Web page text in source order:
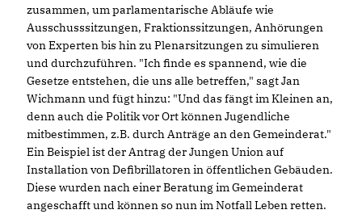
zusammen, um parlamentarische Abläufe wie
Ausschusssitzungen, Fraktionssitzungen, Anhörungen
von Experten bis hin zu Plenarsitzungen zu simulieren
und durchzuführen. "Ich finde es spannend, wie die
Gesetze entstehen, die uns alle betreffen," sagt Jan
Wichmann und fügt hinzu: "Und das fängt im Kleinen an,
denn auch die Politik vor Ort können Jugendliche
mitbestimmen, z.B. durch Anträge an den Gemeinderat."
Ein Beispiel ist der Antrag der Jungen Union auf
Installation von Defibrillatoren in öffentlichen Gebäuden.
Diese wurden nach einer Beratung im Gemeinderat
angeschafft und können so nun im Notfall Leben retten.